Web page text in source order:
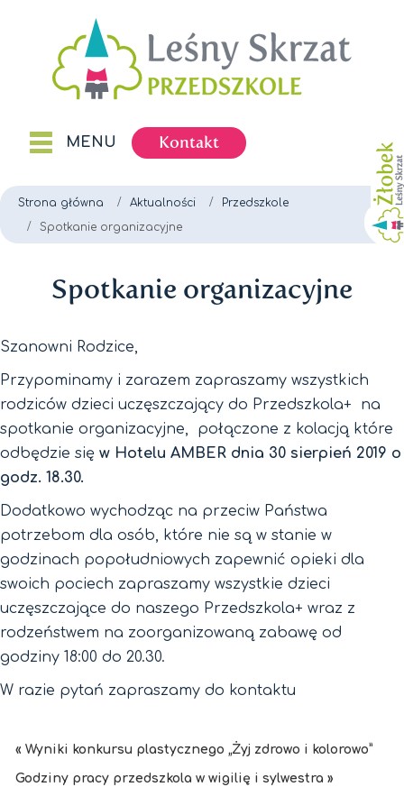
MENU Kontakt
Strona główna Aktualności
Przedszkole
Spotkanie organizacyjne
Spotkanie organizacyjne
Szanowni Rodzice,
Przypominamy i zarazem zapraszamy wszystkich
rodziców dzieci uczęszczający do Przedszkola+ na
spotkanie organizacyjne, połączone z kolacją które
odbędzie się w Hotelu AMBER dnia 30 sierpień 2019 o
godz. 18.30.
Dodatkowo wychodząc na przeciw Państwa
potrzebom dla osób, które nie są w stanie w
godzinach popołudniowych zapewnić opieki dla
swoich pociech zapraszamy wszystkie dzieci
uczęszczające do naszego Przedszkola+ wraz z
rodzeństwem na zoorganizowaną zabawę od
godziny 18:00 do 20.30.
W razie pytań zapraszamy do kontaktu
« Wyniki konkursu plastycznego „Żyj zdrowo i kolorowo”
Godziny pracy przedszkola w wigilię i sylwestra »